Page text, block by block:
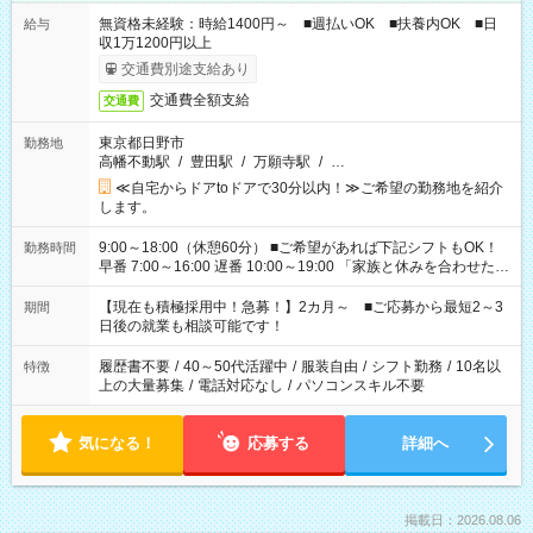
給与
無資格未経験：時給1400円～ ■週払いOK ■扶養内OK ■日
収1万1200円以上
交通費別途支給あり
交通費 交通費全額支給
勤務地
東京都日野市
高幡不動駅 / 豊田駅 / 万願寺駅 / …
≪自宅からドアtoドアで30分以内！≫ご希望の勤務地を紹介
します。
勤務時間
9:00～18:00（休憩60分） ■ご希望があれば下記シフトもOK！
早番 7:00～16:00 遅番 10:00～19:00 「家族と休みを合わせた
い」 「余裕を持って夕飯の準備がしたい」 「できれば残業はし
たくない」 など、ご希望を教えてくださいね。 ※Wワーク希望
の方へ 今ご覧のお仕事で希望する勤務時間と、もう1つのお仕事
の勤務時間。 合計で週40時間を超える場合は応募できません。
期間
【現在も積極採用中！急募！】2カ月～ ■ご応募から最短2～3
日後の就業も相談可能です！
特徴 履歴書不要 / 40～50代活躍中 / 服装自由 / シフト勤務 / 10名以
上の大量募集 / 電話対応なし / パソコンスキル不要
気になる！ 応募する 詳細へ
掲載日：2026.08.06